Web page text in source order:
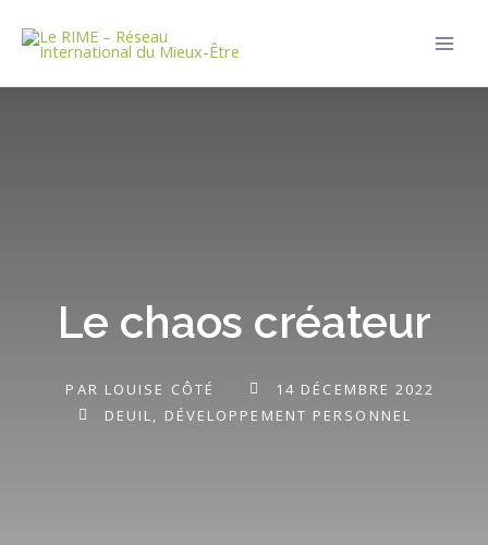
contenu
Le chaos créateur
PAR LOUISE CÔTÉ
14 DÉCEMBRE 2022
DEUIL
DÉVELOPPEMENT PERSONNEL